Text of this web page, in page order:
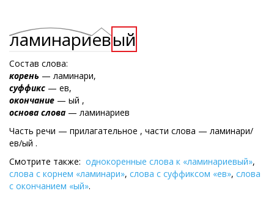
ламинариевый
Состав слова:
корень — ламинари,
суффикс — ев,
окончание — ый ,
основа слова — ламинариев
Часть речи — прилагательное , части слова — ламинари/
ев/ый .
Смотрите также: однокоренные слова к «ламинариевый»,
слова с корнем «ламинари», слова с суффиксом «ев», слова
с окончанием «ый».